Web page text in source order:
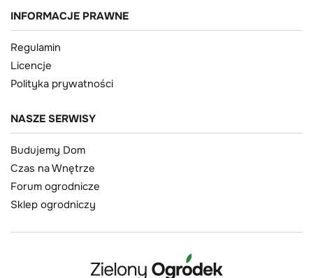
INFORMACJE PRAWNE
Regulamin
Licencje
Polityka prywatności
NASZE SERWISY
Budujemy Dom
Czas na Wnętrze
Forum ogrodnicze
Sklep ogrodniczy